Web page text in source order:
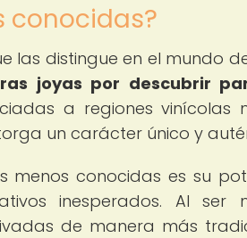
conocidas?
las distingue en el mundo
joyas por descubrir
a regiones vinícolas
un carácter único y
conocidas es su
inesperados. Al ser
de manera más